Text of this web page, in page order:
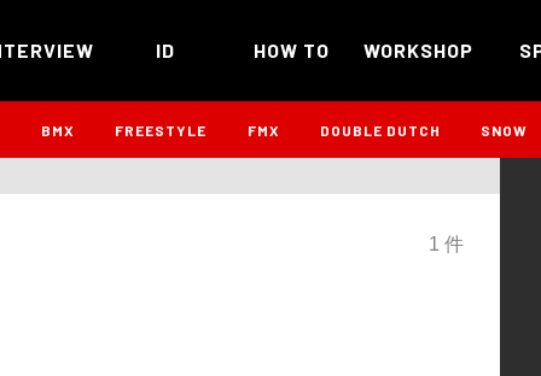
ID HOW TO WORKSHOP
BMX FREESTYLE FMX DOUBLE DUTCH SNOW
1 件